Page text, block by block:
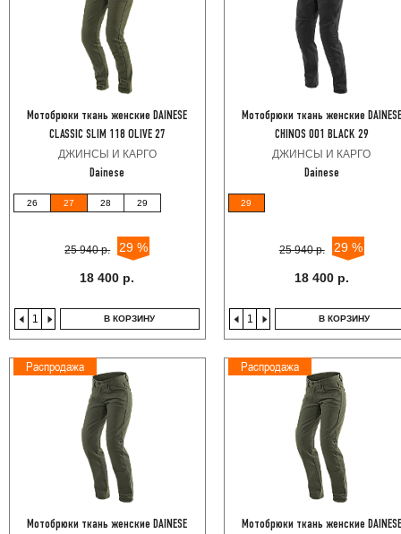
Мотобрюки ткань женские DAINESE
CLASSIC SLIM 118 OLIVE 27
ДЖИНСЫ И КАРГО
Dainese
26 27 28 29
25 940 р. 29 %
18 400 р.
В КОРЗИНУ
Мотобрюки ткань женские DAINESE
CHINOS 001 BLACK 29
ДЖИНСЫ И КАРГО
Dainese
29
25 940 р. 29 %
18 400 р.
В КОРЗИНУ
Распродажа
Мотобрюки ткань женские DAINESE
Распродажа
Мотобрюки ткань женские DAINESE